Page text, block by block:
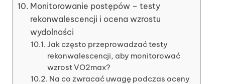
Monitorowanie postępów – testy
rekonwalescencji i ocena wzrostu
wydolności
Jak często przeprowadzać testy
rekonwalescencji, aby monitorować
wzrost VO2max?
Na co zwracać uwagę podczas oceny